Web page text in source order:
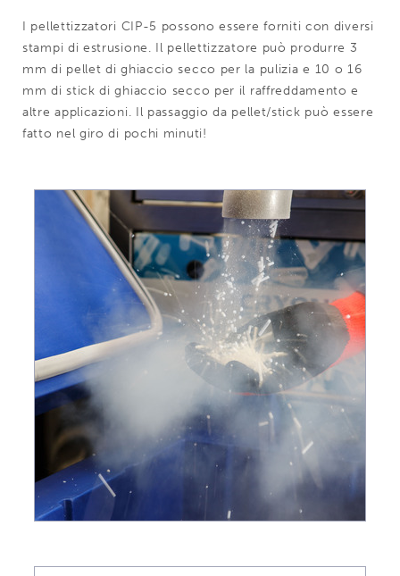
I pellettizzatori CIP-5 possono essere forniti con diversi
stampi di estrusione. Il pellettizzatore può produrre 3
mm di pellet di ghiaccio secco per la pulizia e 10 o 16
mm di stick di ghiaccio secco per il raffreddamento e
altre applicazioni. Il passaggio da pellet/stick può essere
fatto nel giro di pochi minuti!